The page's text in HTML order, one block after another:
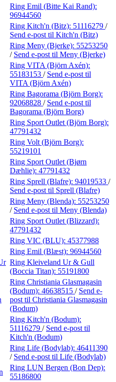
Ring Emil (Bitte Kai Rand):
96944560
Ring Kitch'n (Bitz): 51116279 /
Send e-post til Kitch'n (Bitz)
Ring Meny (Bjerke): 55253250
/ Send e-post til Meny (Bjerke)
Ring VITA (Björn Axén):
55183153 / Send e-post til
VITA (Björn Axén)
Ring Bagorama (Björn Borg):
92068828 / Send e-post til
Bagorama (Björn Borg)
Ring Sport Outlet (Björn Borg):
47791432
Ring Volt (Björn Borg):
55219101
Ring Sport Outlet (Bjørn
Dæhlie): 47791432
Ring Sprell (Blafre): 94019533 /
Send e-post til Sprell (Blafre)
Ring Meny (Blenda): 55253250
/ Send e-post til Meny (Blenda)
Ring Sport Outlet (Blizzard):
47791432
Ring VIC (BLU): 45377988
Ring Emil (Blæst): 96944560
Ring Kleiveland Ur & Gull
(Boccia Titan): 55191800
Ring Christiania Glasmagasin
(Bodum): 46638515 / Send e-
post til Christiania Glasmagasin
(Bodum)
Ring Kitch'n (Bodum):
51116279 / Send e-post til
Kitch'n (Bodum)
Ring Life (Bodylab): 46411390
/ Send e-post til Life (Bodylab)
Ring LUN Bergen (Bon Dep):
55186800